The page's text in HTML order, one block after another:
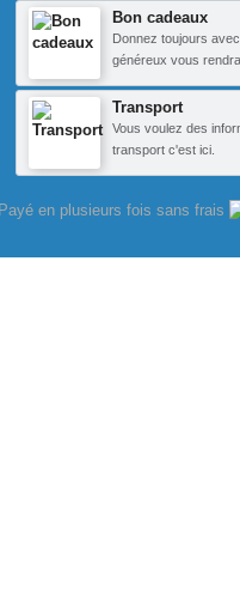
Bon cadeaux
Donnez toujours
généreux vous
Transport
Vous voulez des
transport c'est ici.